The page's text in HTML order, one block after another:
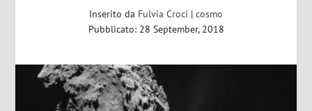
Inserito da Fulvia Croci | cosmo
Pubblicato: 28 September, 2018